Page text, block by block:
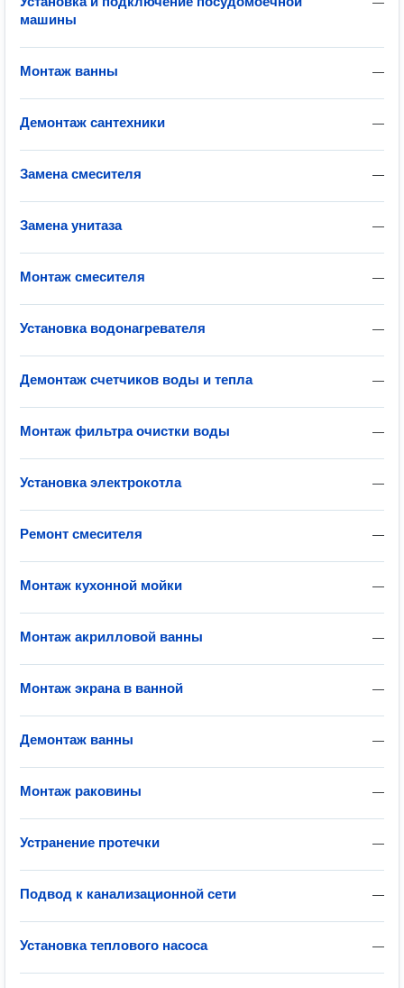
машины
—
Монтаж ванны
—
Демонтаж сантехники
—
Замена смесителя
—
Замена унитаза
—
Монтаж смесителя
—
Установка водонагревателя
—
Демонтаж счетчиков воды и тепла
—
Монтаж фильтра очистки воды
—
Установка электрокотла
—
Ремонт смесителя
—
Монтаж кухонной мойки
—
Монтаж акрилловой ванны
—
Монтаж экрана в ванной
—
Демонтаж ванны
—
Монтаж раковины
—
Устранение протечки
—
Подвод к канализационной сети
—
Установка теплового насоса